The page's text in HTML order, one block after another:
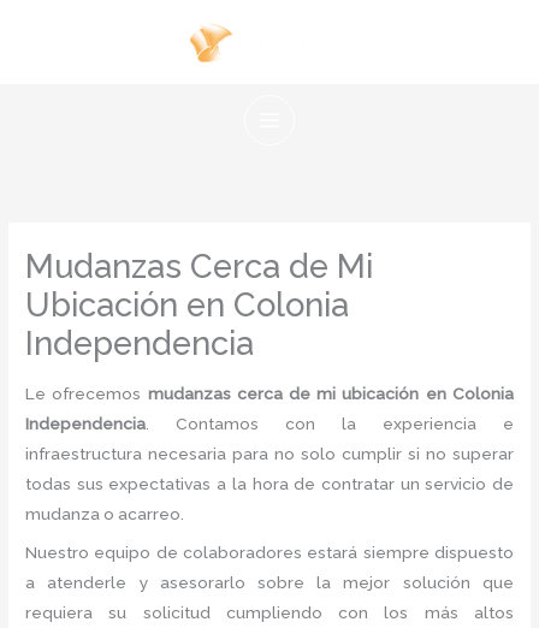
Mudanzas Cerca de Mi
Ubicación en Colonia
Independencia
Le ofrecemos mudanzas cerca de mi ubicación en Colonia
Independencia . Contamos con la experiencia e
infraestructura necesaria para no solo cumplir si no superar
todas sus expectativas a la hora de contratar un servicio de
mudanza o acarreo.
Nuestro equipo de colaboradores estará siempre dispuesto
a atenderle y asesorarlo sobre la mejor solución que
requiera su solicitud cumpliendo con los más altos